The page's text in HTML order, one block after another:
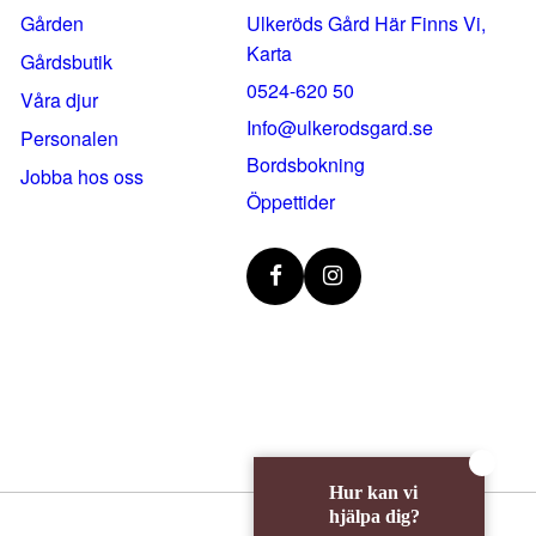
Gården
Gårdsbutik
Våra djur
Personalen
Jobba hos oss
Ulkeröds Gård Här Finns Vi,
Karta
0524-620 50
info@ulkerodsgard.se
Bordsbokning
Öppettider
Hur kan vi
hjälpa dig?